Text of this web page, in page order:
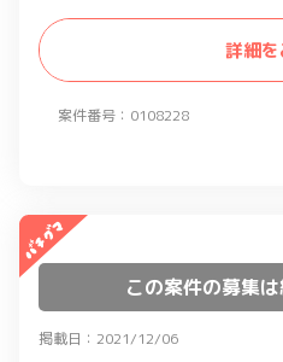
案件番号：0108228
社内の主幹部
現性を考慮し
と簡易要件定
合によっては
の原理の理解
せん。
詳細
この案件の募集は
掲載日：2021/12/06